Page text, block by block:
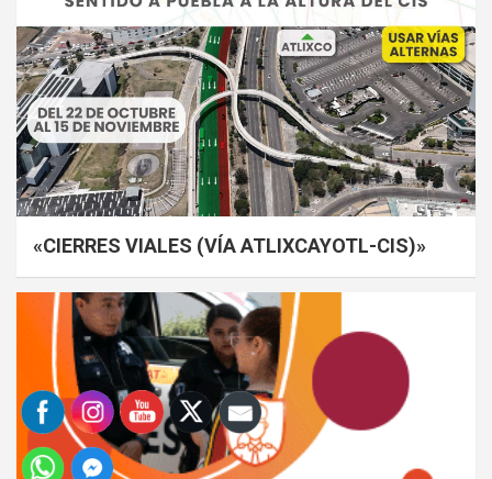
«CIERRES VIALES (VÍA ATLIXCAYOTL-CIS)»